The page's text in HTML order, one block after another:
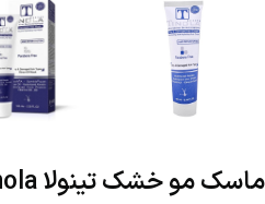
ماسک مو خشک تینولا Tinola